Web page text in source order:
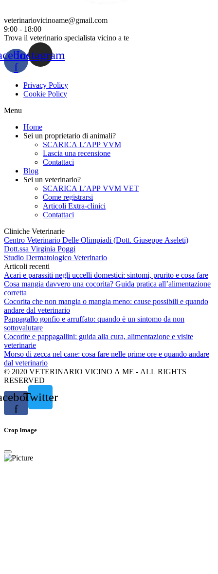
veterinariovicinoame@gmail.com
9:00 - 18:00
Trova il veterinario specialista vicino a te
f
Instagram
Privacy Policy
Cookie Policy
Menu
Home
Sei un proprietario di animali?
SCARICA L’APP VVM
Lascia una recensione
Contattaci
Blog
Sei un veterinario?
SCARICA L’APP VVM VET
Come registrarsi
Articoli Extra-clinici
Contattaci
Cliniche Veterinarie
Centro Veterinario Delle Olimpiadi (Dott. Giuseppe Aseleti)
Dott.ssa Virginia Poggi
Studio Dermatologico Veterinario
Articoli recenti
Acari e parassiti negli uccelli domestici: sintomi, prurito e cosa fare
Cosa mangia davvero una cocorita? Guida pratica all’alimentazione
corretta
Cocorita che non mangia o mangia meno: cause possibili e quando
andare dal veterinario
Pappagallo gonfio e arruffato: quando è un sintomo da non
sottovalutare
Cocorite e pappagallini: guida alla cura, alimentazione e visite
veterinarie
Morso di zecca nel cane: cosa fare nelle prime ore e quando andare
dal veterinario
© 2020 VETERINARIO VICINO A ME - ALL RIGHTS
RESERVED
f
Twitter
Crop Image